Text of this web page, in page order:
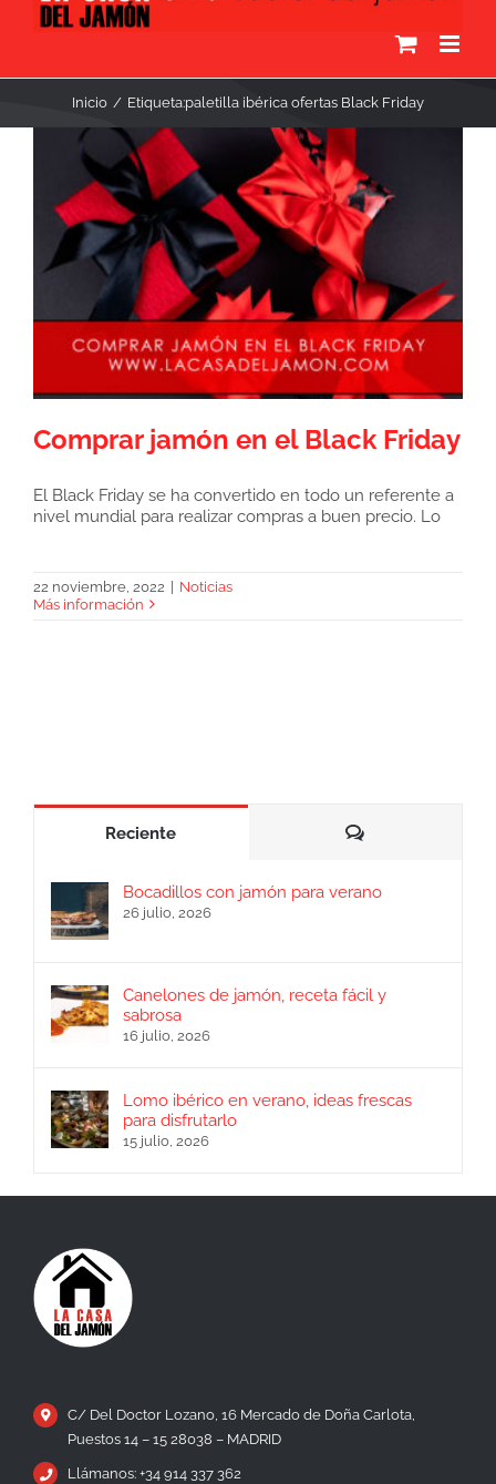
Inicio Etiqueta:paletilla ibérica ofertas Black Friday
Comprar jamón en el Black Friday
El Black Friday se ha convertido en todo un referente a
nivel mundial para realizar compras a buen precio. Lo
22 noviembre, 2022
Noticias
Más información
Reciente Comentarios
Bocadillos con jamón para verano
26 julio, 2026
Canelones de jamón, receta fácil y
sabrosa
16 julio, 2026
Lomo ibérico en verano, ideas frescas
para disfrutarlo
15 julio, 2026
C/ Del Doctor Lozano, 16 Mercado de Doña Carlota,
Puestos 14 – 15 28038 – MADRID
Llámanos: +34 914 337 362